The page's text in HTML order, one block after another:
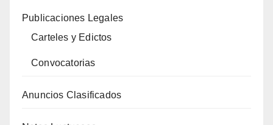
Publicaciones Legales
Carteles y Edictos
Convocatorias
Anuncios Clasificados